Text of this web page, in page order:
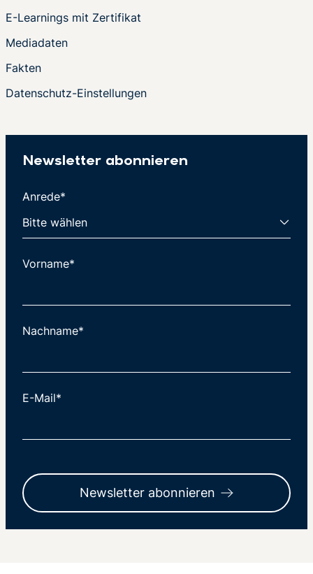
E-Learnings mit Zertifikat
Mediadaten
Fakten
Datenschutz-Einstellungen
Newsletter abonnieren
Anrede*
Vorname*
Nachname*
E-Mail*
Newsletter abonnieren